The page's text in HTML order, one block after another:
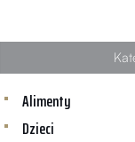
Alimenty
Dzieci